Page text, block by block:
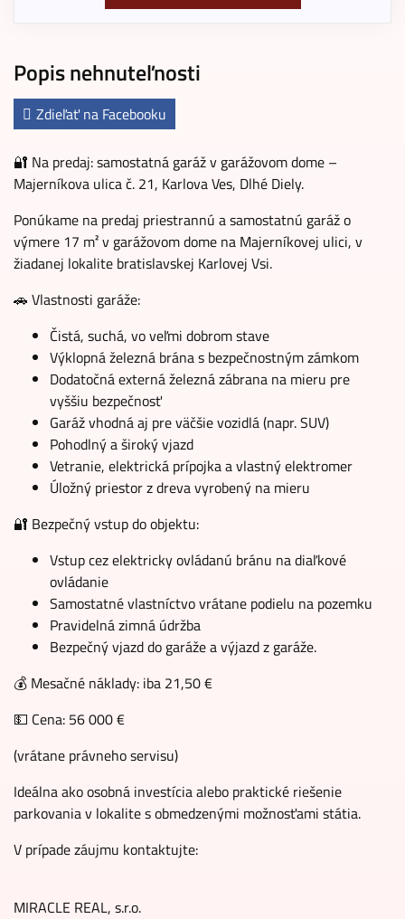
Popis nehnuteľnosti
Zdieľať na Facebooku
🔐 Na predaj: samostatná garáž v garážovom dome –
Majerníkova ulica č. 21, Karlova Ves, Dlhé Diely.
Ponúkame na predaj priestrannú a samostatnú garáž o
výmere 17 m² v garážovom dome na Majerníkovej ulici, v
žiadanej lokalite bratislavskej Karlovej Vsi.
🚗 Vlastnosti garáže:
Čistá, suchá, vo veľmi dobrom stave
Výklopná železná brána s bezpečnostným zámkom
Dodatočná externá železná zábrana na mieru pre
vyššiu bezpečnosť
Garáž vhodná aj pre väčšie vozidlá (napr. SUV)
Pohodlný a široký vjazd
Vetranie, elektrická prípojka a vlastný elektromer
Úložný priestor z dreva vyrobený na mieru
🔐 Bezpečný vstup do objektu:
Vstup cez elektricky ovládanú bránu na diaľkové
ovládanie
Samostatné vlastníctvo vrátane podielu na pozemku
Pravidelná zimná údržba
Bezpečný vjazd do garáže a výjazd z garáže.
💰 Mesačné náklady: iba 21,50 €
💵 Cena: 56 000 €
(vrátane právneho servisu)
Ideálna ako osobná investícia alebo praktické riešenie
parkovania v lokalite s obmedzenými možnosťami státia.
V prípade záujmu kontaktujte:
MIRACLE REAL, s.r.o.